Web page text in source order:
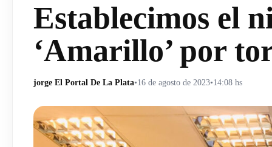
Establecimos el
‘Amarillo’ por
jorge El Portal De La Plata•16 de agosto de 2023•14:08 hs